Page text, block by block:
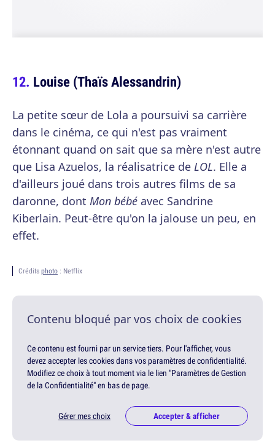
Louise (Thaïs Alessandrin)
La petite sœur de Lola a poursuivi sa carrière
dans le cinéma, ce qui n'est pas vraiment
étonnant quand on sait que sa mère n'est autre
que Lisa Azuelos, la réalisatrice de LOL. Elle a
d'ailleurs joué dans trois autres films de sa
daronne, dont Mon bébé avec Sandrine
Kiberlain. Peut-être qu'on la jalouse un peu, en
effet.
Crédits photo : Netflix
Contenu bloqué par vos choix de cookies
Ce contenu est fourni par un service tiers. Pour l'afficher, vous
devez accepter les cookies dans vos paramètres de confidentialité.
Modifiez ce choix à tout moment via le lien "Paramètres de Gestion
de la Confidentialité" en bas de page.
Gérer mes choix Accepter & afficher